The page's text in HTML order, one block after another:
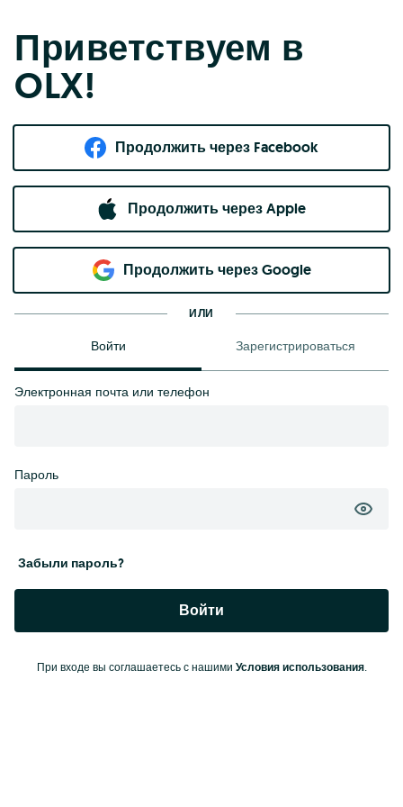
Приветствуем в
OLX!
Продолжить через Facebook
Продолжить через Apple
Продолжить через Google
ИЛИ
Войти Зарегистрироваться
Электронная почта или телефон
Пароль
Забыли пароль?
Войти
При входе вы соглашаетесь с нашими Условия использования.